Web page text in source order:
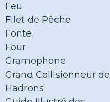
Feu
Filet de Pêche
Fonte
Four
Gramophone
Grand Collisionneur de
Hadrons